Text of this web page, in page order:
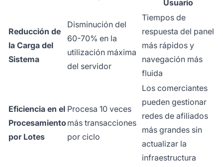
Usuario
Reducción de
la Carga del
Sistema
Disminución del
60-70% en la
utilización máxima
del servidor
Tiempos de
respuesta del panel
más rápidos y
navegación más
fluida
Eficiencia en el
Procesamiento
por Lotes
Procesa 10 veces
más transacciones
por ciclo
Los comerciantes
pueden gestionar
redes de afiliados
más grandes sin
actualizar la
infraestructura